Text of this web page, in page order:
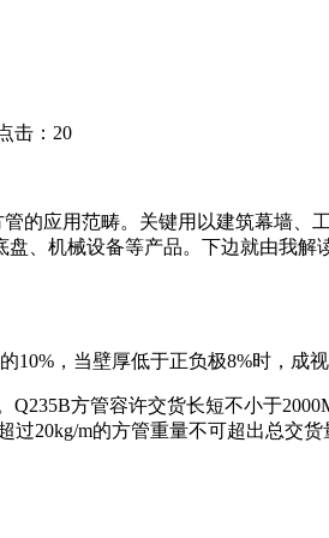
击： 20
的应用范畴。关键用以建筑幕墙
、机械设备等产品。下边就由我
，当壁厚低于正负极8%时，成视
方管容许交货长短不小于
20kg/m的方管重量不可超出总交货